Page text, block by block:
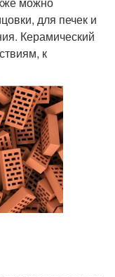
для печек и
Керамический
к